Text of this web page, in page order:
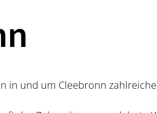
in und um Cleebronn